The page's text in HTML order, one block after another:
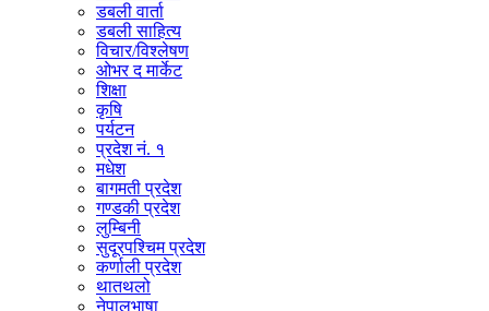
डबली वार्ता
डबली साहित्य
विचार/विश्‍लेषण
ओभर द मार्केट
शिक्षा
कृषि
पर्यटन
प्रदेश नं. १
मधेश
बागमती प्रदेश
गण्डकी प्रदेश
लुम्बिनी
सुदूरपश्चिम प्रदेश
कर्णाली प्रदेश
थातथलो
नेपालभाषा